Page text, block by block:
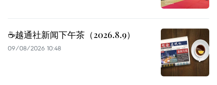
☕️越通社新闻下午茶（2026.8.9）
09/08/2026 10:48